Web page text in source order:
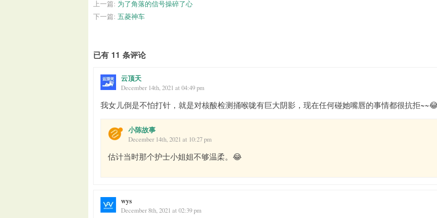
上一篇: 为了角落的信号操碎了心
下一篇: 五菱神车
已有 11 条评论
云顶天
December 14th, 2021 at 04:49 pm
我女儿倒是不怕打针，就是对核酸检测捅喉咙有巨大阴影，现在任何碰她嘴唇的事情都很抗拒
小陈故事
December 14th, 2021 at 10:27 pm
估计当时那个护士小姐姐不够温柔。😂
wys
December 8th, 2021 at 02:39 pm